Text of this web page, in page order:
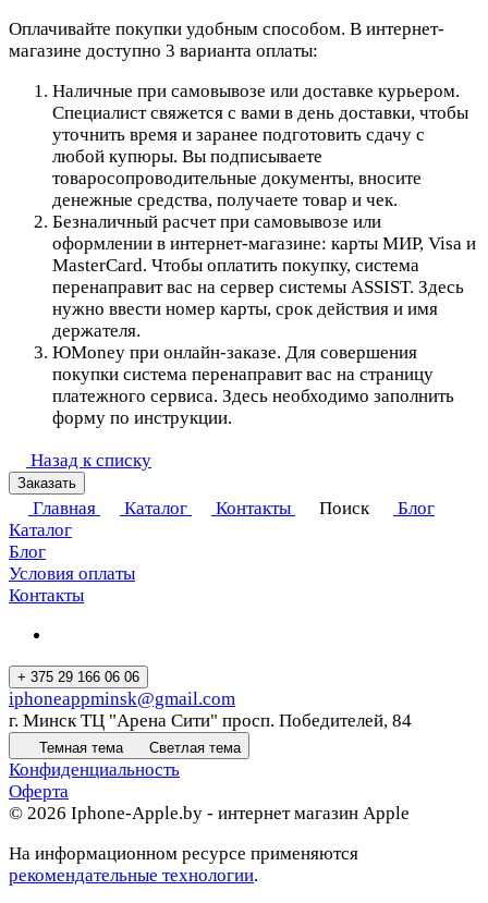
Оплачивайте покупки удобным способом. В интернет-
магазине доступно 3 варианта оплаты:
Наличные при самовывозе или доставке курьером.
Специалист свяжется с вами в день доставки, чтобы
уточнить время и заранее подготовить сдачу с
любой купюры. Вы подписываете
товаросопроводительные документы, вносите
денежные средства, получаете товар и чек.
Безналичный расчет при самовывозе или
оформлении в интернет-магазине: карты МИР, Visa и
MasterCard. Чтобы оплатить покупку, система
перенаправит вас на сервер системы ASSIST. Здесь
нужно ввести номер карты, срок действия и имя
держателя.
ЮMoney при онлайн-заказе. Для совершения
покупки система перенаправит вас на страницу
платежного сервиса. Здесь необходимо заполнить
форму по инструкции.
Назад к списку
Заказать
Главная Каталог Контакты Поиск
Блог
Каталог
Блог
Условия оплаты
Контакты
+ 375 29 166 06 06
iphoneappminsk@gmail.com
г. Минск ТЦ "Арена Сити" просп. Победителей, 84
Темная тема Светлая тема
Конфиденциальность
Оферта
© 2026 Iphone-Apple.by - интернет магазин Apple
На информационном ресурсе применяются
рекомендательные технологии.